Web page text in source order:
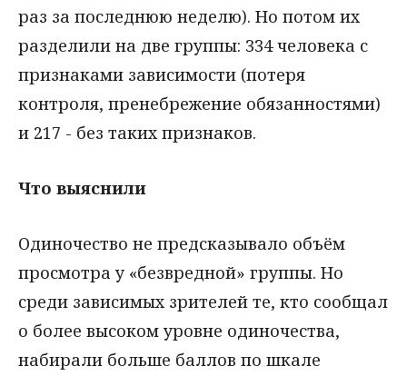
раз за последнюю неделю). Но потом их
разделили на две группы: 334 человека с
признаками зависимости (потеря
контроля, пренебрежение обязанностями)
и 217 - без таких признаков.
Что выяснили
Одиночество не предсказывало объём
просмотра у «безвредной» группы. Но
среди зависимых зрителей те, кто сообщал
о более высоком уровне одиночества,
набирали больше баллов по шкале